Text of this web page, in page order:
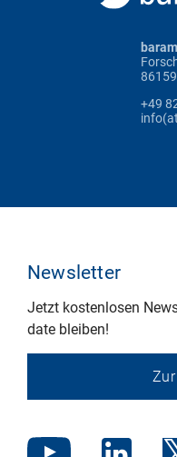
+49
Newsletter
Jetzt kostenlosen
date bleiben!